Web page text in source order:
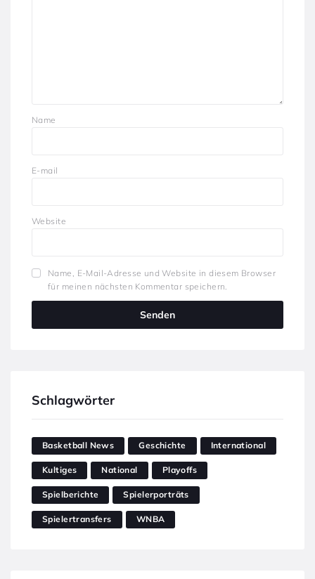
Name
E-mail
Website
Name, E-Mail-Adresse und Website in diesem Browser
für meinen nächsten Kommentar speichern.
Schlagwörter
Basketball News Geschichte International
Kultiges National Playoffs
Spielberichte Spielerporträts
Spielertransfers WNBA